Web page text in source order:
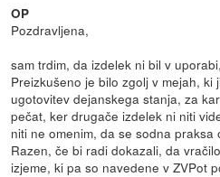
OP
Pozdravljena,
sam trdim, da izdelek ni bil v
Preizkušeno je bilo zgolj v mejah, ki
ugotovitev dejanskega stanja, za
pečat, ker drugače izdelek ni niti
niti ne omenim, da se sodna praksa
Razen, če bi radi dokazali, da
izjeme, ki pa so navedene v ZVPot